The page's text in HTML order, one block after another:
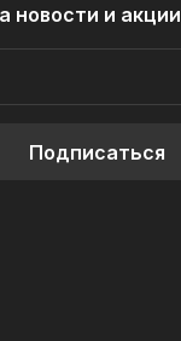
новости и акции
Подписаться